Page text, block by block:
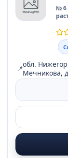
№ 6
📍обл.
Мечникова,